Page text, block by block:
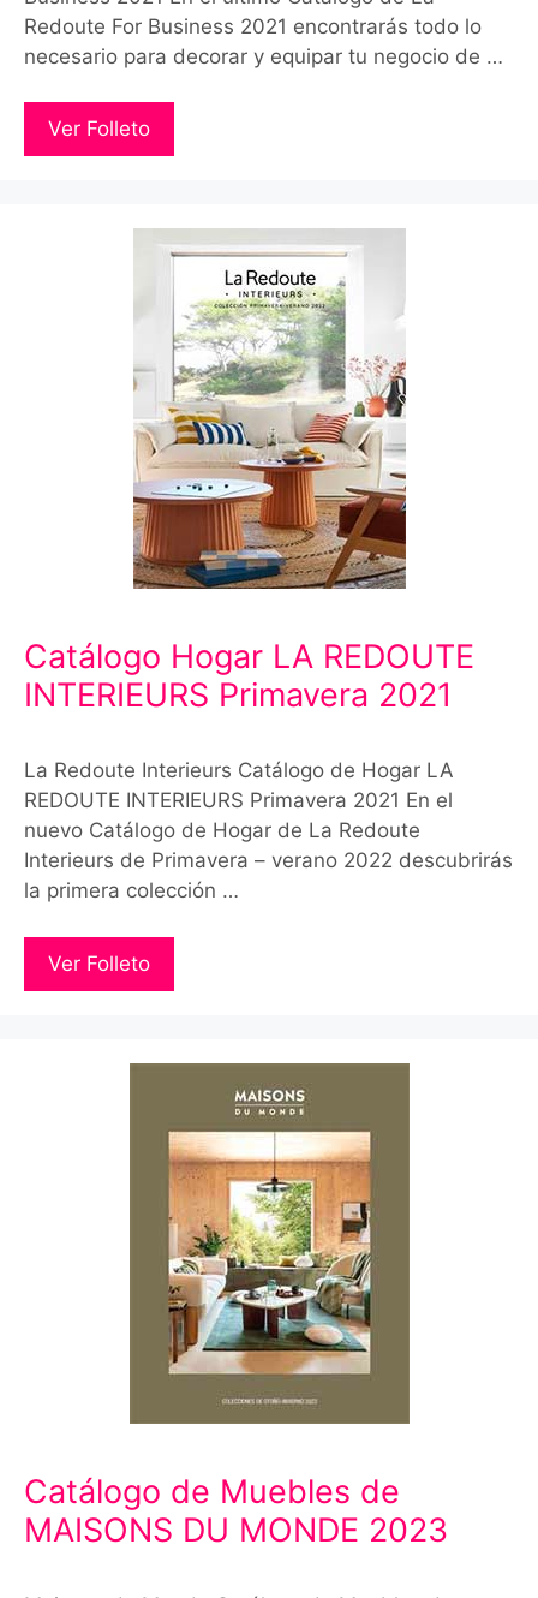
Redoute For Business 2021 encontrarás todo lo
necesario para decorar y equipar tu negocio de …
Ver Folleto
Catálogo Hogar LA REDOUTE
INTERIEURS Primavera 2021
La Redoute Interieurs Catálogo de Hogar LA
REDOUTE INTERIEURS Primavera 2021 En el
nuevo Catálogo de Hogar de La Redoute
Interieurs de Primavera – verano 2022 descubrirás
la primera colección …
Ver Folleto
Catálogo de Muebles de
MAISONS DU MONDE 2023